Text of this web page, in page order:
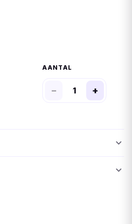
− +